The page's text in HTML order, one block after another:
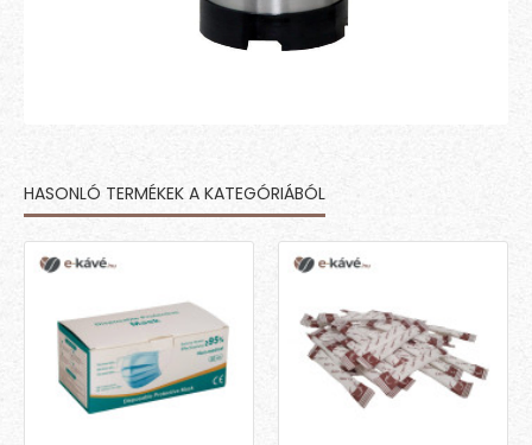
HASONLÓ TERMÉKEK A KATEGÓRIÁBÓL